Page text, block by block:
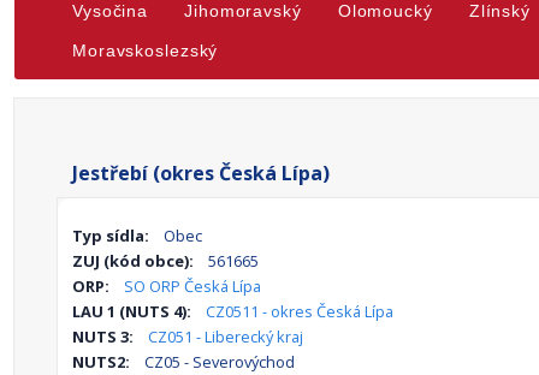
Vysočina Jihomoravský Olomoucký Zlínský
Moravskoslezský
Jestřebí (okres Česká Lípa)
Typ sídla:
Obec
ZUJ (kód obce):
561665
ORP:
SO ORP Česká Lípa
LAU 1 (NUTS 4):
CZ0511 - okres Česká Lípa
NUTS 3:
CZ051 - Liberecký kraj
NUTS2:
CZ05 - Severovýchod